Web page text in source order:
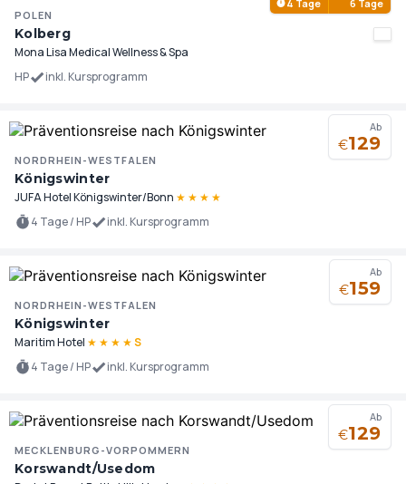
4 Tage
6 Tage
POLEN
Kolberg
Mona Lisa Medical Wellness & Spa
HP
inkl. Kursprogramm
Ab
€129
NORDRHEIN-WESTFALEN
Königswinter
JUFA Hotel Königswinter/Bonn ★ ★ ★ ★
4 Tage / HP
inkl. Kursprogramm
Ab
€159
NORDRHEIN-WESTFALEN
Königswinter
Maritim Hotel ★ ★ ★ ★S
4 Tage / HP
inkl. Kursprogramm
Ab
€129
MECKLENBURG-VORPOMMERN
Korswandt/Usedom